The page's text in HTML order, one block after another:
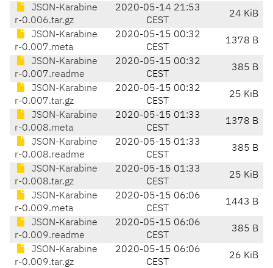
JSON-Karabine
r-0.006.tar.gz
2020-05-14 21:53
CEST
24 KiB
JSON-Karabine
r-0.007.meta
2020-05-15 00:32
CEST
1378 B
JSON-Karabine
r-0.007.readme
2020-05-15 00:32
CEST
385 B
JSON-Karabine
r-0.007.tar.gz
2020-05-15 00:32
CEST
25 KiB
JSON-Karabine
r-0.008.meta
2020-05-15 01:33
CEST
1378 B
JSON-Karabine
r-0.008.readme
2020-05-15 01:33
CEST
385 B
JSON-Karabine
r-0.008.tar.gz
2020-05-15 01:33
CEST
25 KiB
JSON-Karabine
r-0.009.meta
2020-05-15 06:06
CEST
1443 B
JSON-Karabine
r-0.009.readme
2020-05-15 06:06
CEST
385 B
JSON-Karabine
r-0.009.tar.gz
2020-05-15 06:06
CEST
26 KiB